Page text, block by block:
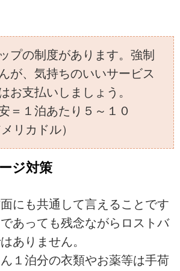
プの制度があります。強制
が、気持ちのいいサービス
お支払いしましょう。
＝１泊あたり５～１０
リカドル）
ジ対策
にも共通して言えることです
あっても残念ながらロストバ
ありません。
１泊分の衣類やお薬等は手荷